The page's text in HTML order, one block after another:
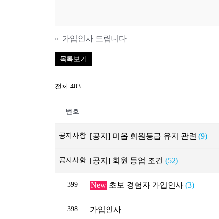
« 가입인사 드립니다
목록보기
전체 403
번호
공지사항 [공지] 미옵 회원등급 유지 관련 (9)
공지사항 [공지] 회원 등업 조건 (52)
399 New 초보 경험자 가입인사 (3)
398 가입인사